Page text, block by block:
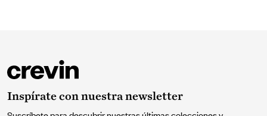
Inspírate con nuestra newsletter